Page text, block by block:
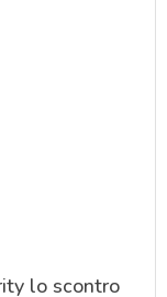
lo scontro